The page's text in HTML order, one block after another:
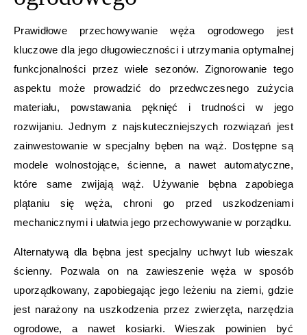
Prawidłowe przechowywanie węża ogrodowego jest
kluczowe dla jego długowieczności i utrzymania optymalnej
funkcjonalności przez wiele sezonów. Zignorowanie tego
aspektu może prowadzić do przedwczesnego zużycia
materiału, powstawania pęknięć i trudności w jego
rozwijaniu. Jednym z najskuteczniejszych rozwiązań jest
zainwestowanie w specjalny bęben na wąż. Dostępne są
modele wolnostojące, ścienne, a nawet automatyczne,
które same zwijają wąż. Używanie bębna zapobiega
plątaniu się węża, chroni go przed uszkodzeniami
mechanicznymi i ułatwia jego przechowywanie w porządku.
Alternatywą dla bębna jest specjalny uchwyt lub wieszak
ścienny. Pozwala on na zawieszenie węża w sposób
uporządkowany, zapobiegając jego leżeniu na ziemi, gdzie
jest narażony na uszkodzenia przez zwierzęta, narzędzia
ogrodowe, a nawet kosiarki. Wieszak powinien być